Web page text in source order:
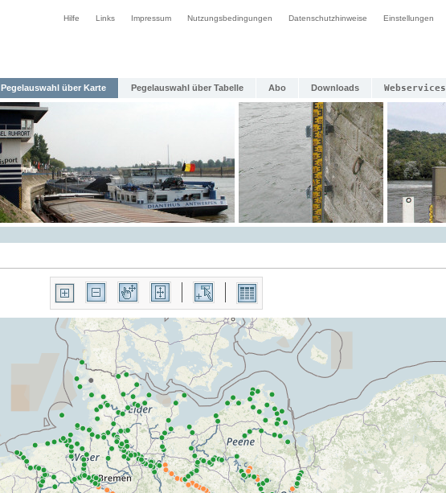
Hilfe Links Impressum Nutzungsbedingungen Datenschutzhinweise Einstellungen
Pegelauswahl über Karte Pegelauswahl über Tabelle Abo Downloads Webservices